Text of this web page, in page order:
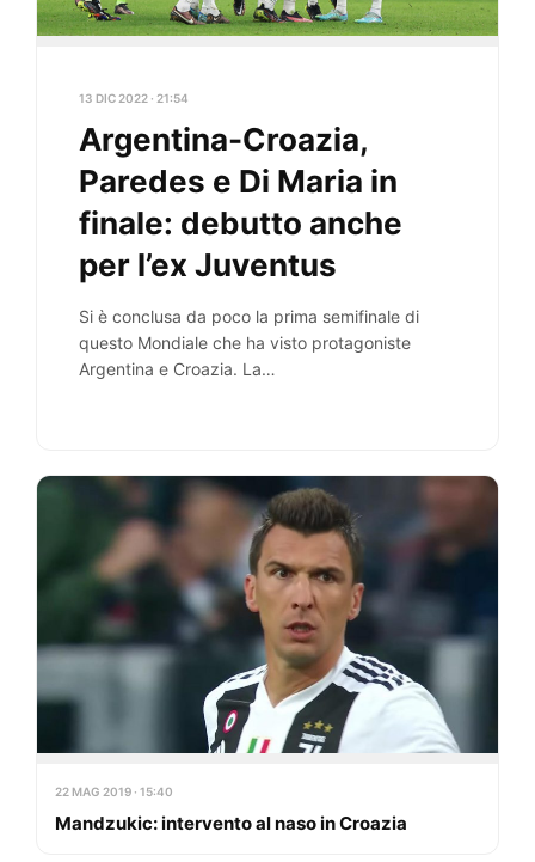
13 DIC 2022 · 21:54
Argentina-Croazia,
Paredes e Di Maria in
finale: debutto anche
per l’ex Juventus
Si è conclusa da poco la prima semifinale di
questo Mondiale che ha visto protagoniste
Argentina e Croazia. La
22 MAG 2019 · 15:40
Mandzukic: intervento al naso in Croazia